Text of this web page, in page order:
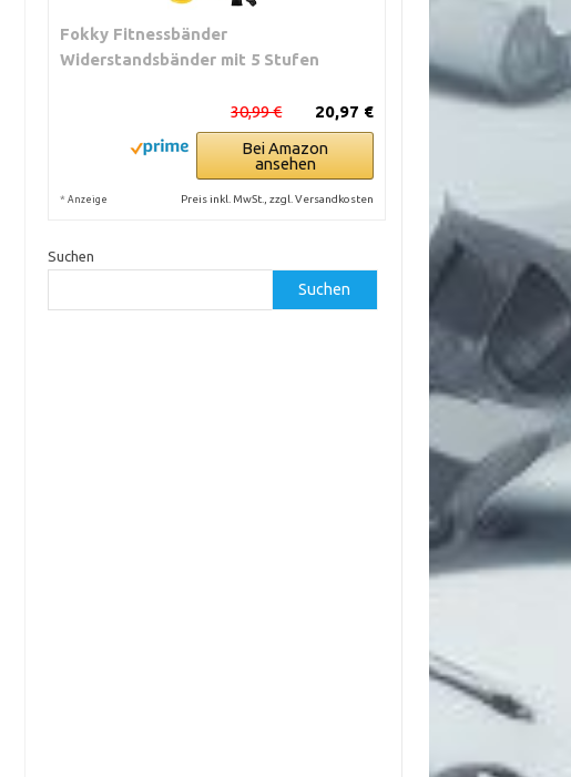
Fokky Fitnessbänder
Widerstandsbänder mit 5 Stufen
20,97 €
30,99 €
Bei Amazon
ansehen
* Anzeige Preis inkl. MwSt., zzgl. Versandkosten
Suchen
Suchen